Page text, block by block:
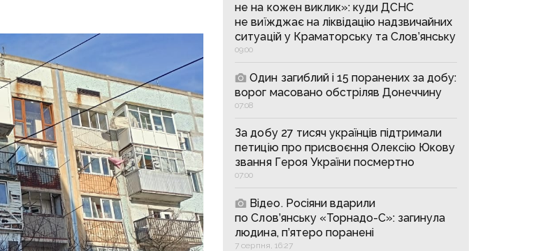
не на кожен виклик»: куди ДСНС
не виїжджає на ліквідацію надзвичайних
ситуацій у Краматорську та Слов’янську
09:00
Один загиблий і 15 поранених за добу:
ворог масовано обстріляв Донеччину
07:08
За добу 27 тисяч українців підтримали
петицію про присвоєння Олексію Юкову
звання Героя України посмертно
07:00
Відео. Росіяни вдарили
по Слов’янську «Торнадо-С»: загинула
людина, п’ятеро поранені
7 серпня, 16:27